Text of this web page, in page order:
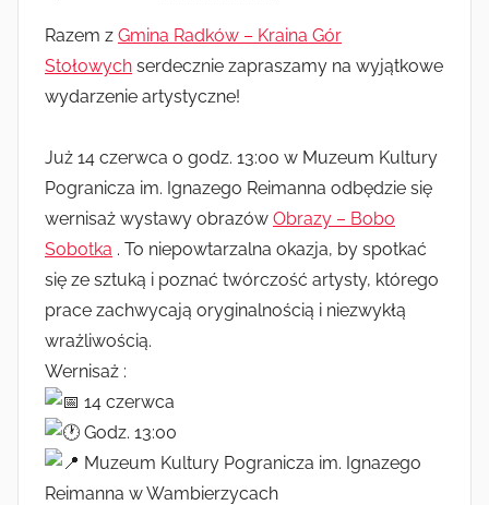
z
e
n
n
a
J
a
Razem z Gmina Radków – Kraina Gór
Stołowych serdecznie zapraszamy na wyjątkowe
wydarzenie artystyczne!
Już 14 czerwca o godz. 13:00 w Muzeum Kultury
Pogranicza im. Ignazego Reimanna odbędzie się
wernisaż wystawy obrazów Obrazy – Bobo
Sobotka . To niepowtarzalna okazja, by spotkać
się ze sztuką i poznać twórczość artysty, którego
prace zachwycają oryginalnością i niezwykłą
wrażliwością.
Wernisaż :
14 czerwca
Godz. 13:00
Muzeum Kultury Pogranicza im. Ignazego
Reimanna w Wambierzycach